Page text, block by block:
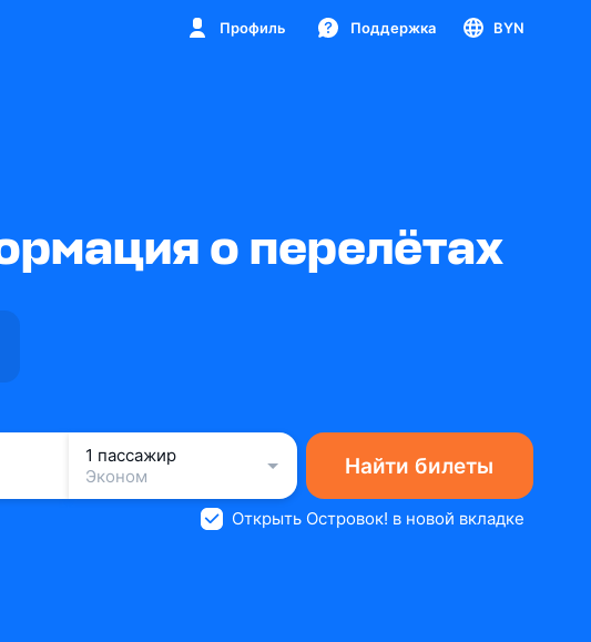
Профиль Поддержка BYN
о перелётах
1 пассажир
Эконом
Найти билеты
Открыть Островок! в новой вкладке